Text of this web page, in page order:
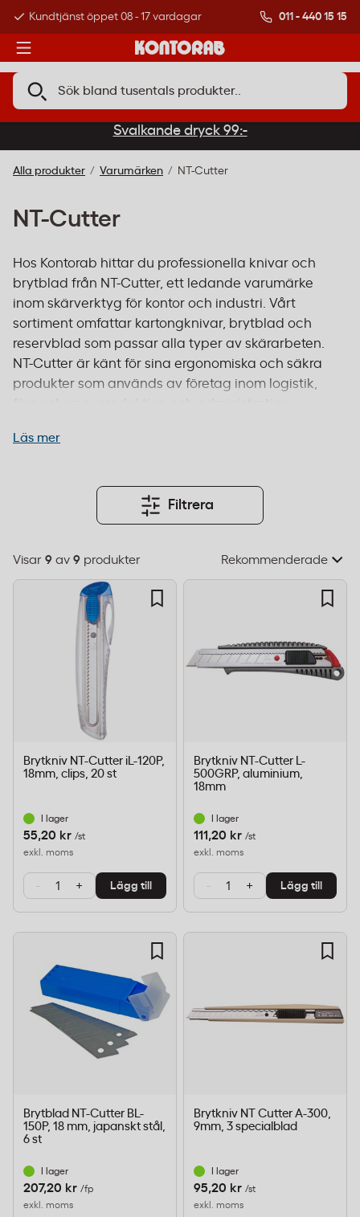
Kundtjänst öppet 08 - 17 vardagar Över 500 000
011 - 440 15 15
Svalkande dryck 99:-
Alla produkter Varumärken NT-Cutter
NT-Cutter
Hos Kontorab hittar du professionella knivar och
brytblad från NT-Cutter, ett ledande varumärke
inom skärverktyg för kontor och industri. Vårt
sortiment omfattar kartongknivar, brytblad och
reservblad som passar alla typer av skärarbeten.
NT-Cutter är känt för sina ergonomiska och säkra
produkter som används av företag inom logistik,
och erbjuder precision och komfort vid daglig
och säkerhetslås passar verktygen lika bra för
frekvent användning i lager som för kontorsbruk.
Beställ före 14:00 för leverans inom 1–2 dagar och
Läs mer
Filtrera
Visar 9 av 9 produkter
Välj
sorteringsordning
Brytkniv NT-Cutter iL-120P,
18mm, clips, 20 st
I lager
55,20 kr /st
exkl. moms
- + Lägg till
Brytkniv NT-Cutter L-
500GRP, aluminium,
18mm
I lager
111,20 kr /st
exkl. moms
- + Lägg till
Brytblad NT-Cutter BL-
150P, 18 mm, japanskt stål,
6 st
I lager
207,20 kr /fp
exkl. moms
Brytkniv NT Cutter A-300,
9mm, 3 specialblad
I lager
95,20 kr /st
exkl. moms